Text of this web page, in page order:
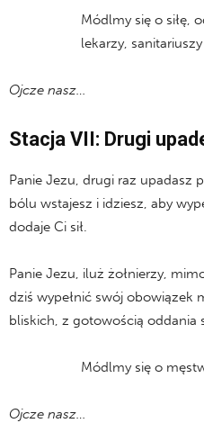
Módlmy się o siłę,
lekarzy,
Ojcze nasz…
Stacja VII: Drugi
Panie Jezu, drugi raz upadasz
bólu wstajesz i idziesz, aby
dodaje Ci sił.
Panie Jezu, iluż żołnierzy,
dziś wypełnić swój obowiązek
bliskich, z gotowością oddania
Módlmy się o
Ojcze nasz…